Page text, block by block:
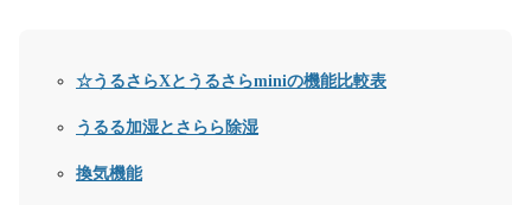
☆うるさらXとうるさらminiの機能比較表
うるる加湿とさらら除湿
換気機能